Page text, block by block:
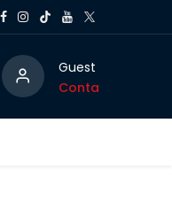
Guest
Conta